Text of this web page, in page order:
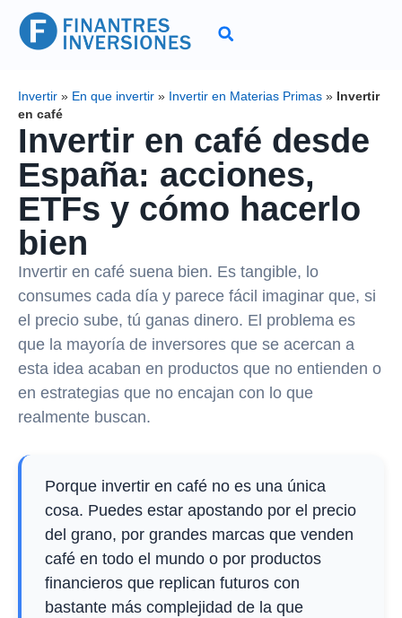
Invertir » En que invertir » Invertir en Materias Primas » Invertir
en café
Invertir en café desde
España: acciones,
ETFs y cómo hacerlo
bien
Invertir en café suena bien. Es tangible, lo
consumes cada día y parece fácil imaginar que, si
el precio sube, tú ganas dinero. El problema es
que la mayoría de inversores que se acercan a
esta idea acaban en productos que no entienden o
en estrategias que no encajan con lo que
realmente buscan.
Porque invertir en café no es una única
cosa. Puedes estar apostando por el precio
del grano, por grandes marcas que venden
café en todo el mundo o por productos
financieros que replican futuros con
bastante más complejidad de la que